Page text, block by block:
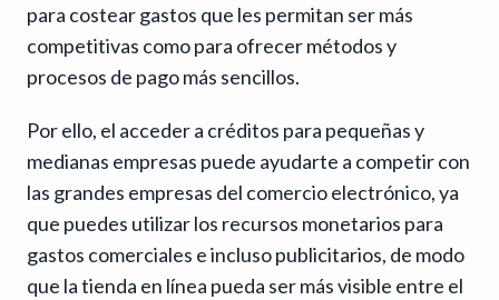
para costear gastos que les permitan ser más
competitivas como para ofrecer métodos y
procesos de pago más sencillos.
Por ello, el acceder a créditos para pequeñas y
medianas empresas puede ayudarte a competir con
las grandes empresas del comercio electrónico, ya
que puedes utilizar los recursos monetarios para
gastos comerciales e incluso publicitarios, de modo
que la tienda en línea pueda ser más visible entre el